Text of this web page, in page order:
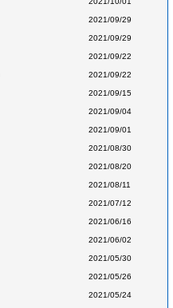
2021/09/29
2021/09/29
2021/09/22
2021/09/22
2021/09/15
2021/09/04
2021/09/01
2021/08/30
2021/08/20
2021/08/11
2021/07/12
2021/06/16
2021/06/02
2021/05/30
2021/05/26
2021/05/24